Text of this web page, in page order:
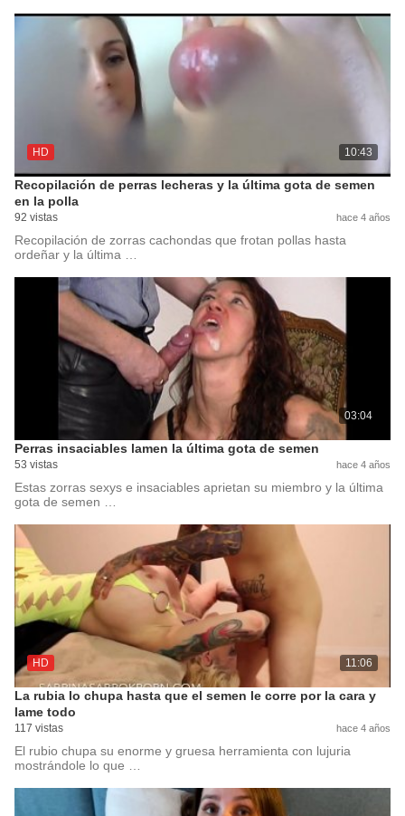
HD 10:43
Recopilación de perras lecheras y la última gota de semen
en la polla
92 vistas hace 4 años
Recopilación de zorras cachondas que frotan pollas hasta
ordeñar y la última …
03:04
Perras insaciables lamen la última gota de semen
53 vistas hace 4 años
Estas zorras sexys e insaciables aprietan su miembro y la última
gota de semen …
HD 11:06
La rubia lo chupa hasta que el semen le corre por la cara y
lame todo
117 vistas hace 4 años
El rubio chupa su enorme y gruesa herramienta con lujuria
mostrándole lo que …